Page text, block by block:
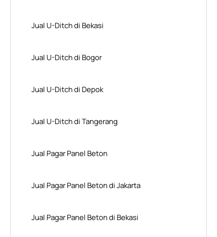
Jual U-Ditch di Bekasi
Jual U-Ditch di Bogor
Jual U-Ditch di Depok
Jual U-Ditch di Tangerang
Jual Pagar Panel Beton
Jual Pagar Panel Beton di Jakarta
Jual Pagar Panel Beton di Bekasi